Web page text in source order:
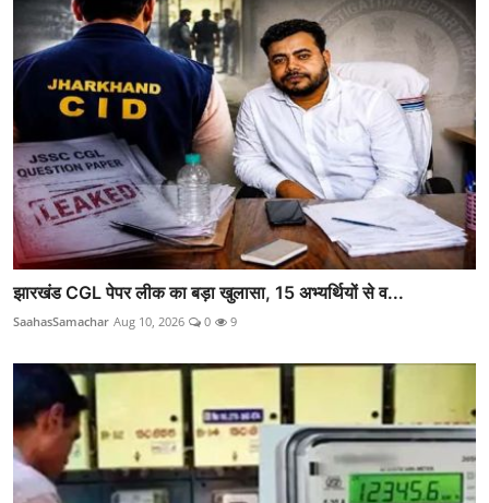
झारखंड CGL पेपर लीक का बड़ा खुलासा, 15 अभ्यर्थियों से व...
SaahasSamachar Aug 10, 2026 0 9